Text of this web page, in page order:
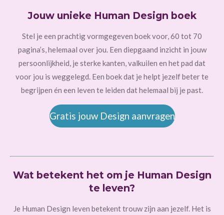
Jouw unieke Human Design boek
Stel je een prachtig vormgegeven boek voor, 60 tot 70
pagina’s, helemaal over jou. Een diepgaand inzicht in jouw
persoonlijkheid, je sterke kanten, valkuilen en het pad dat
voor jou is weggelegd. Een boek dat je helpt jezelf beter te
begrijpen én een leven te leiden dat helemaal bij je past.
Gratis jouw Design aanvragen
Wat betekent het om je Human Design
te leven?
Je Human Design leven betekent trouw zijn aan jezelf. Het is